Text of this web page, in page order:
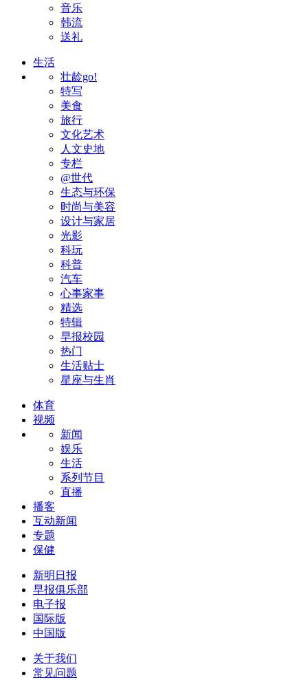
音乐
韩流
送礼
生活
壮龄go!
特写
美食
旅行
文化艺术
人文史地
专栏
@世代
生态与环保
时尚与美容
设计与家居
光影
科玩
科普
汽车
心事家事
精选
特辑
早报校园
热门
生活贴士
星座与生肖
体育
视频
新闻
娱乐
生活
系列节目
直播
播客
互动新闻
专题
保健
新明日报
早报俱乐部
电子报
国际版
中国版
关于我们
常见问题